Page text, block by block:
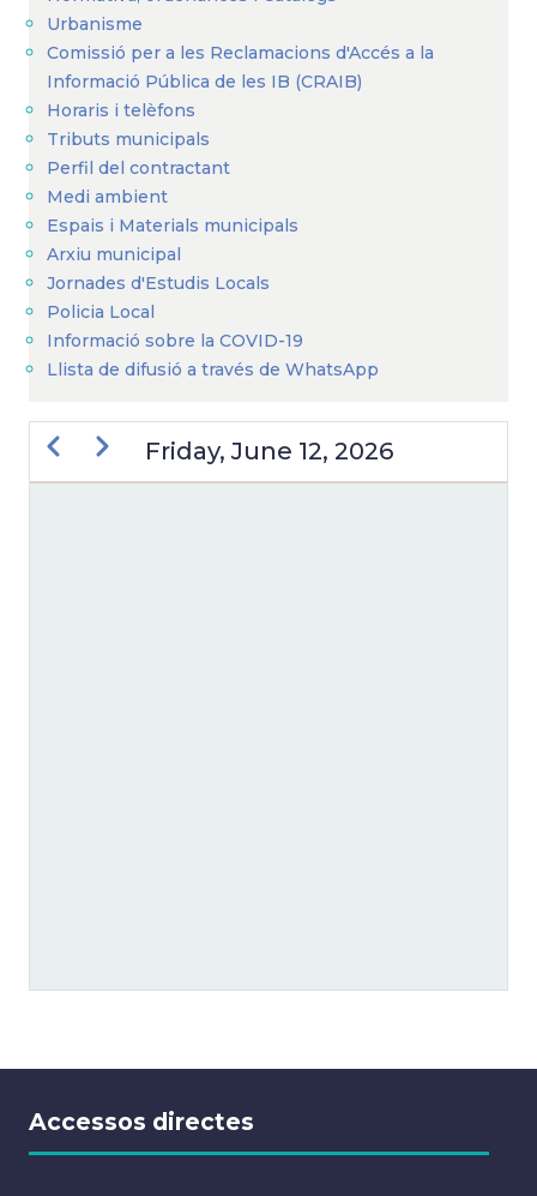
Urbanisme
Comissió per a les Reclamacions d'Accés a la
Informació Pública de les IB (CRAIB)
Horaris i telèfons
Tributs municipals
Perfil del contractant
Medi ambient
Espais i Materials municipals
Arxiu municipal
Jornades d'Estudis Locals
Policia Local
Informació sobre la COVID-19
Llista de difusió a través de WhatsApp
Friday, June 12, 2026
PreviousNext
Accessos directes